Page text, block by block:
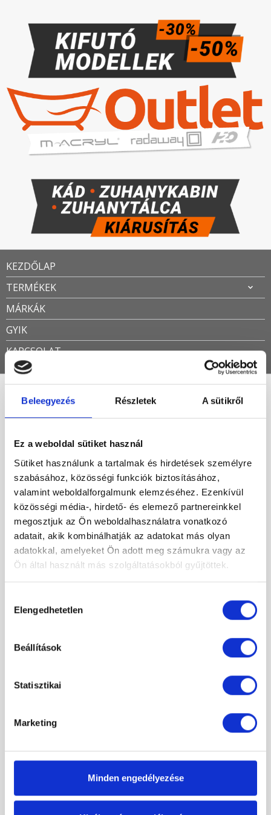
Beleegyezés Részletek A sütikről
Ez a weboldal sütiket használ
Sütiket használunk a tartalmak és hirdetések személyre
szabásához, közösségi funkciók biztosításához,
valamint weboldalforgalmunk elemzéséhez. Ezenkívül
közösségi média-, hirdető- és elemező partnereinkkel
megosztjuk az Ön weboldalhasználatra vonatkozó
adatait, akik kombinálhatják az adatokat más olyan
adatokkal, amelyeket Ön adott meg számukra vagy az
Ön által használt más szolgáltatásokból gyűjtöttek.
kiválasztása
Elengedhetetlen
Beállítások
Statisztikai
Marketing
Minden engedélyezése
KEZDŐLAP
TERMÉKEK
MÁRKÁK
GYIK
KAPCSOLAT
1 év garancia a zuhanyajtóra
Öszesen 2 találat
Népszerűség szerint
L
E
G
J
O
B
B
A
J
Á
N
L
A
T
-51%
Radaway Torrenta DWJ 100J jobbos zuhanykabin átlátszó
204 000 Ft